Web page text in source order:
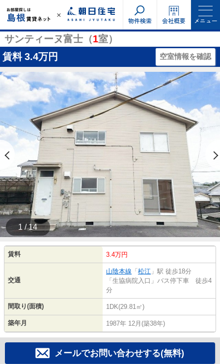
物件検索 会社概要 メニュー
サンティーヌ富士（1室）
賃料 3.4万円 空室情報を確認
1 / 14
賃料 3.4万円
交通
山陰本線 「 松江 」駅 徒歩18分
「生協病院入口」バス停下車 徒歩4
分
間取り(面積) 1DK(29.81㎡)
築年月 1987年 12月(築38年)
メールでお問い合わせする(無料)